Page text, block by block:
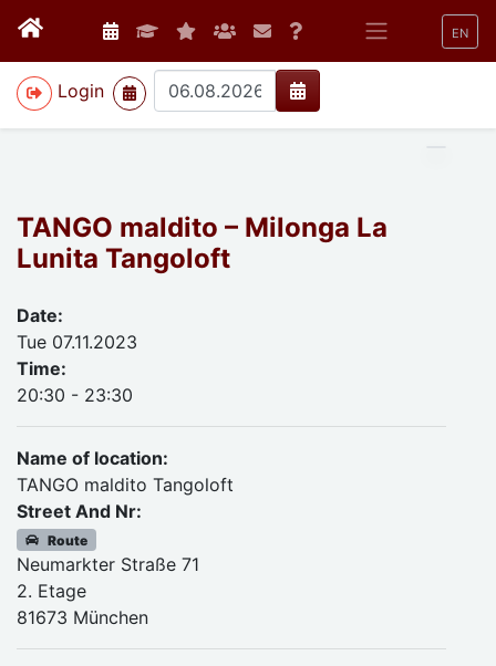
EN
Login
>
TANGO maldito – Milonga La
Lunita Tangoloft
Date:
Tue 07.11.2023
Time:
20:30 - 23:30
Name of location:
TANGO maldito Tangoloft
Street And Nr:
Route
Neumarkter Straße 71
2. Etage
81673 München